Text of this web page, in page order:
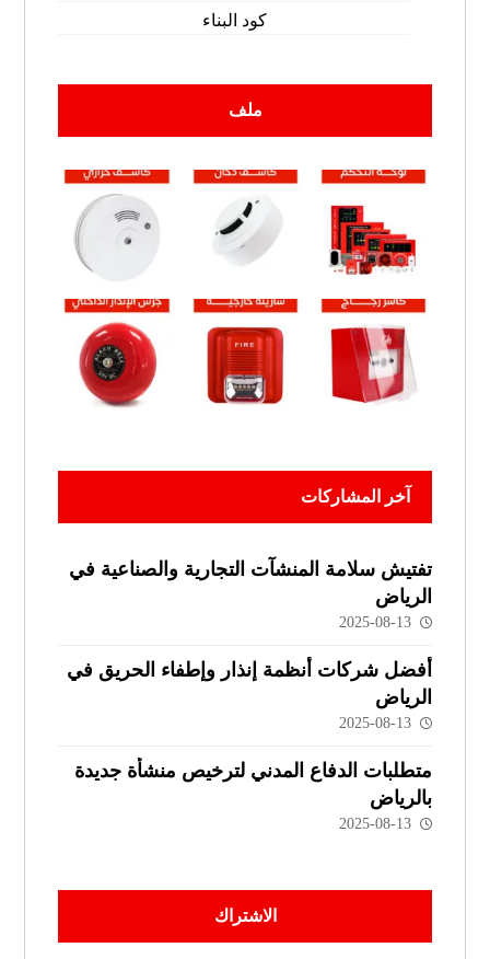
كود البناء
ملف
آخر المشاركات
تفتيش سلامة المنشآت التجارية والصناعية في
الرياض
2025-08-13
أفضل شركات أنظمة إنذار وإطفاء الحريق في
الرياض
2025-08-13
متطلبات الدفاع المدني لترخيص منشأة جديدة
بالرياض
2025-08-13
الاشتراك